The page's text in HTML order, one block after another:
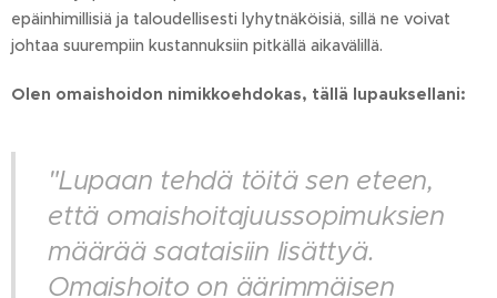
epäinhimillisiä ja taloudellisesti lyhytnäköisiä, sillä ne voivat
johtaa suurempiin kustannuksiin pitkällä aikavälillä.
Olen omaishoidon nimikkoehdokas, tällä lupauksellani:
"Lupaan tehdä töitä sen eteen,
että omaishoitajuussopimuksien
määrää saataisiin lisättyä.
Omaishoito on äärimmäisen